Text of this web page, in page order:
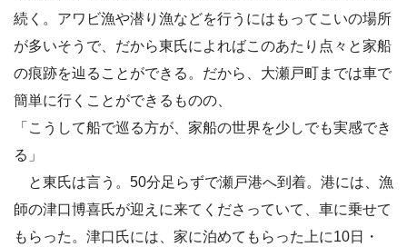
続く。アワビ漁や潜り漁などを行うにはもってこいの場所
が多いそうで、だから東氏によればこのあたり点々と家船
の痕跡を辿ることができる。だから、大瀬戸町までは車で
簡単に行くことができるものの、
「こうして船で巡る方が、家船の世界を少しでも実感でき
る」
と東氏は言う。50分足らずで瀬戸港へ到着。港には、漁
師の津口博喜氏が迎えに来てくださっていて、車に乗せて
もらった。津口氏には、家に泊めてもらった上に10日・